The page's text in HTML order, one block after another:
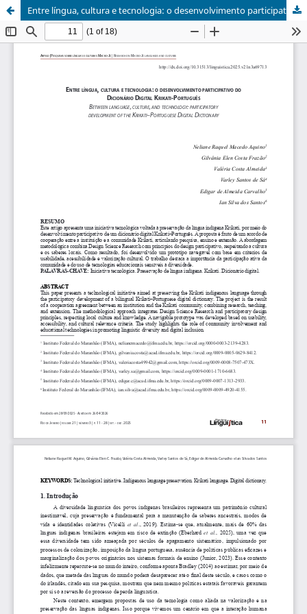
Entre língua, cultura e tecnologia: o desenvolvimento participativo do Dicionário Digital Krikati-Português